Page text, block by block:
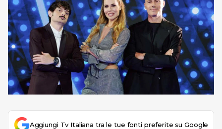
Aggiungi Tv Italiana tra le tue fonti preferite su Google